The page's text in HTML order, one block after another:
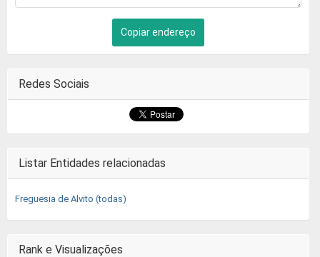
Copiar endereço
Redes Sociais
Listar Entidades relacionadas
Freguesia de Alvito (todas)
Rank e Visualizações